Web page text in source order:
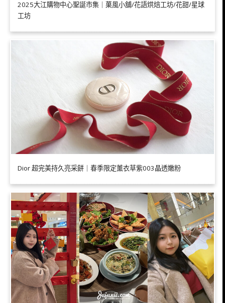
2025大江購物中心聖誕市集｜菓風小舖/花語烘焙工坊/花甜/星球
工坊
Dior 超完美持久亮采餅｜春季限定薰衣草紫003晶透嫩粉